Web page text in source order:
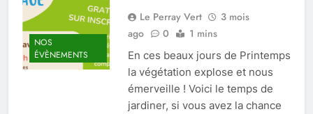
NOS
ÉVÈNEMENTS
Le Perray Vert
3 mois
ago
0 1 mins
En ces beaux jours de Printemps
la végétation explose et nous
émerveille ! Voici le temps de
jardiner, si vous avez la chance